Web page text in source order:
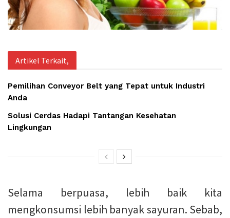
Artikel Terkait,
Pemilihan Conveyor Belt yang Tepat untuk Industri
Anda
Solusi Cerdas Hadapi Tantangan Kesehatan
Lingkungan
Selama berpuasa, lebih baik kita
mengkonsumsi lebih banyak sayuran. Sebab,